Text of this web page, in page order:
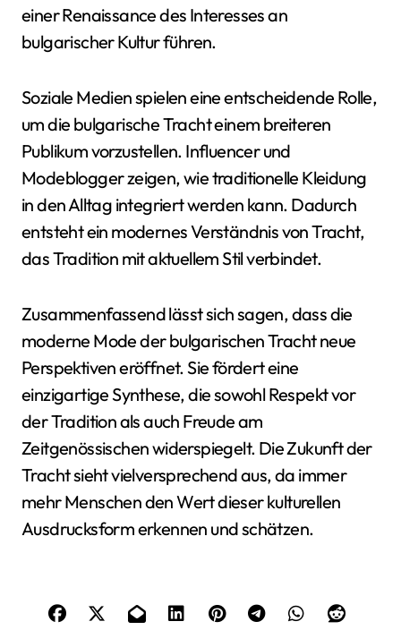
einer Renaissance des Interesses an
bulgarischer Kultur führen.
Soziale Medien spielen eine entscheidende Rolle,
um die bulgarische Tracht einem breiteren
Publikum vorzustellen. Influencer und
Modeblogger zeigen, wie traditionelle Kleidung
in den Alltag integriert werden kann. Dadurch
entsteht ein modernes Verständnis von Tracht,
das Tradition mit aktuellem Stil verbindet.
Zusammenfassend lässt sich sagen, dass die
moderne Mode der bulgarischen Tracht neue
Perspektiven eröffnet. Sie fördert eine
einzigartige Synthese, die sowohl Respekt vor
der Tradition als auch Freude am
Zeitgenössischen widerspiegelt. Die Zukunft der
Tracht sieht vielversprechend aus, da immer
mehr Menschen den Wert dieser kulturellen
Ausdrucksform erkennen und schätzen.